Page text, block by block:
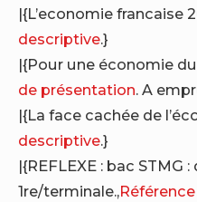
|{L’economie francaise
descriptive.}
|{Pour une économie
de présentation. A
|{La face cachée de
descriptive.}
|{REFLEXE : bac STMG
1re/terminale.,